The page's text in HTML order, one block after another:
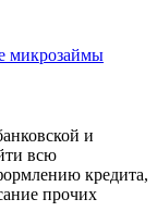
микрозаймы
и
всю
кредита,
прочих